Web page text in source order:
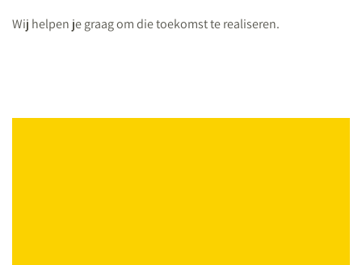
Wij helpen je graag om die toekomst te realiseren.